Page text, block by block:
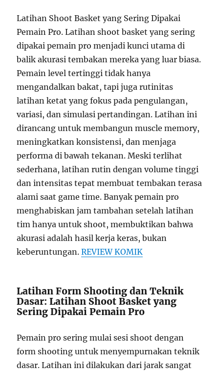
Latihan Shoot Basket yang Sering Dipakai
Pemain Pro. Latihan shoot basket yang sering
dipakai pemain pro menjadi kunci utama di
balik akurasi tembakan mereka yang luar biasa.
Pemain level tertinggi tidak hanya
mengandalkan bakat, tapi juga rutinitas
latihan ketat yang fokus pada pengulangan,
variasi, dan simulasi pertandingan. Latihan ini
dirancang untuk membangun muscle memory,
meningkatkan konsistensi, dan menjaga
performa di bawah tekanan. Meski terlihat
sederhana, latihan rutin dengan volume tinggi
dan intensitas tepat membuat tembakan terasa
alami saat game time. Banyak pemain pro
menghabiskan jam tambahan setelah latihan
tim hanya untuk shoot, membuktikan bahwa
akurasi adalah hasil kerja keras, bukan
keberuntungan.REVIEW KOMIK
Latihan Form Shooting dan Teknik
Dasar: Latihan Shoot Basket yang
Sering Dipakai Pemain Pro
Pemain pro sering mulai sesi shoot dengan
form shooting untuk menyempurnakan teknik
dasar. Latihan ini dilakukan dari jarak sangat